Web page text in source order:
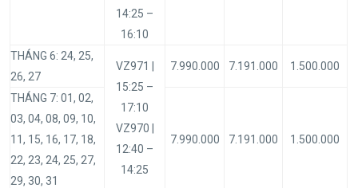
14:25 –
16:10
THÁNG 6: 24, 25,
26, 27
VZ971 |
15:25 –
17:10
VZ970 |
12:40 –
14:25
7.990.000 7.191.000 1.500.000
THÁNG 7: 01, 02,
03, 04, 08, 09, 10,
11, 15, 16, 17, 18,
22, 23, 24, 25, 27,
29, 30, 31
7.990.000 7.191.000 1.500.000